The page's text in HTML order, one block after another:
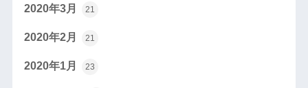
2020年3月 21
2020年2月 21
2020年1月 23